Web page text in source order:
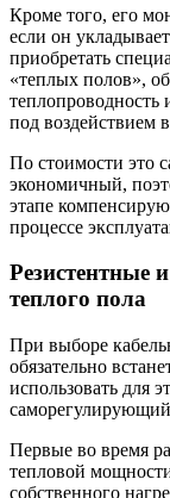
Кроме того, его
если он
приобретать
«теплых полов»,
теплопроводность
под воздействием
По стоимости это
экономичный,
этапе
процессе
Резистентные
теплого пола
При выборе
обязательно
использовать для
Первые во время
тепловой
собственного